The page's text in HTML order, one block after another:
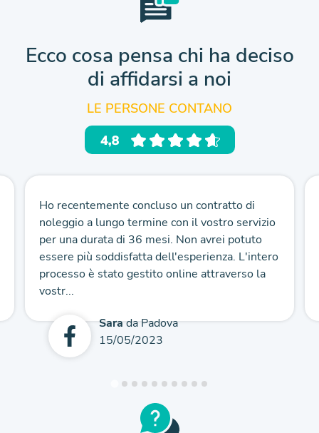
Ecco cosa pensa chi ha deciso
di affidarsi a noi
LE PERSONE CONTANO
Ho recentemente concluso un contratto di
noleggio a lungo termine con il vostro servizio
per una durata di 36 mesi. Non avrei potuto
essere più soddisfatta dell'esperienza. L'intero
processo è stato gestito online attraverso la
vostr...
Sarada Padova
15/05/2023